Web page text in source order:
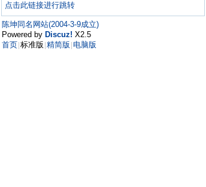
点击此链接进行跳转
陈坤同名网站(2004-3-9成立)
Powered by Discuz! X2.5
首页 标准版 精简版 电脑版